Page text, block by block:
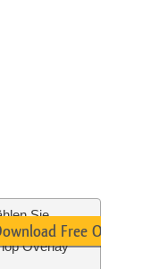
Sie
Overlay
Free Overlay